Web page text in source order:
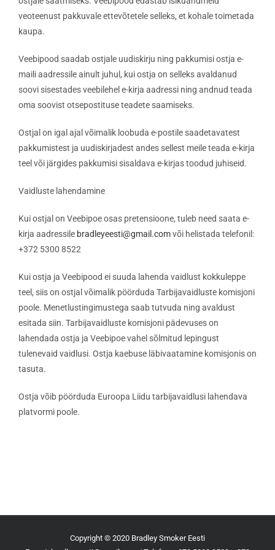
veoteenust pakkuvale ettevõtetele selleks, et kohale toimetada
kaupa.
Veebipood saadab ostjale uudiskirju ning pakkumisi ostja e-
maili aadressile ainult juhul, kui ostja on selleks avaldanud
soovi sisestades veebilehel e-kirja aadressi ning andnud teada
oma soovist otsepostituse teadete saamiseks.
Ostjal on igal ajal võimalik loobuda e-postile saadetavatest
pakkumistest ja uudiskirjadest andes sellest meile teada e-kirja
teel või järgides pakkumisi sisaldava e-kirjas toodud juhiseid.
Vaidluste lahendamine
Kui ostjal on Veebipoe osas pretensioone, tuleb need saata e-
kirja aadressile bradleyeesti@gmail.comvõi helistada telefonil:
+372 5300 8522
Kui ostja ja Veebipood ei suuda lahenda vaidlust kokkuleppe
teel, siis on ostjal võimalik pöörduda Tarbijavaidluste komisjoni
poole. Menetlustingimustega saab tutvuda ning avaldust
esitada siin. Tarbijavaidluste komisjoni pädevuses on
lahendada ostja ja Veebipoe vahel sõlmitud lepingust
tulenevaid vaidlusi. Ostja kaebuse läbivaatamine komisjonis on
tasuta.
Ostja võib pöörduda Euroopa Liidu tarbijavaidlusi lahendava
platvormi poole.
Copyright © 2020 Bradley Smoker Eesti